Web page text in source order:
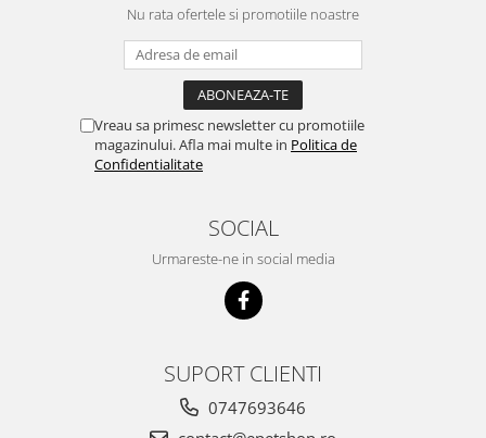
Nu rata ofertele si promotiile noastre
Vreau sa primesc newsletter cu promotiile
magazinului. Afla mai multe in Politica de
Confidentialitate
SOCIAL
Urmareste-ne in social media
SUPORT CLIENTI
0747693646